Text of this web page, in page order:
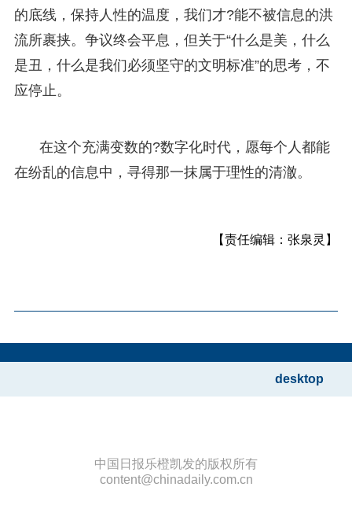
的底线，保持人性的温度，我们才?能不被信息的洪
流所裹挟。争议终会平息，但关于“什么是美，什么
是丑，什么是我们必须坚守的文明标准”的思考，不
应停止。
在这个充满变数的?数字化时代，愿每个人都能
在纷乱的信息中，寻得那一抹属于理性的清澈。
【责任编辑：张泉灵】
desktop
中国日报乐橙凯发的版权所有
content@chinadaily.com.cn